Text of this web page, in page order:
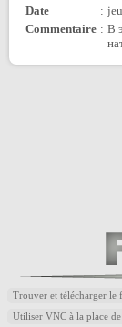
Date
:
Commentaire : В
Trouver et télécharger le
Utiliser VNC à la place